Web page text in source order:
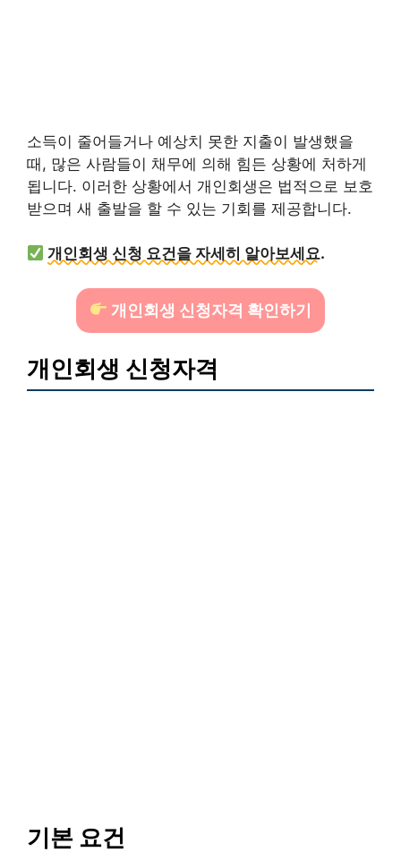
소득이 줄어들거나 예상치 못한 지출이 발생했을
때, 많은 사람들이 채무에 의해 힘든 상황에 처하게
됩니다. 이러한 상황에서 개인회생은 법적으로 보호
받으며 새 출발을 할 수 있는 기회를 제공합니다.
개인회생 신청 요건을 자세히 알아보세요.
개인회생 신청자격 확인하기
개인회생 신청자격
기본 요건